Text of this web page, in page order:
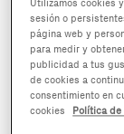
Utilizamos cookies
sesión o
página web y
para medir y
publicidad a tus
de cookies a
consentimiento en
cookies
Política de